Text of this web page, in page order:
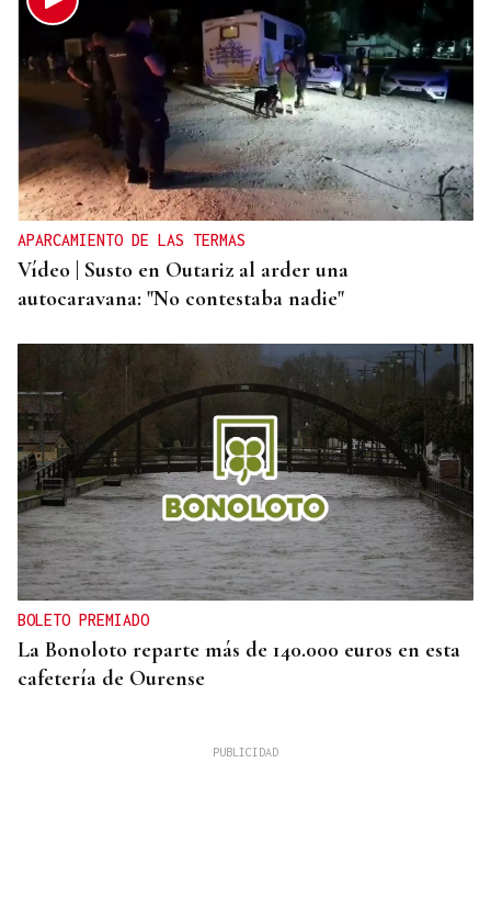
APARCAMIENTO DE LAS TERMAS
Vídeo | Susto en Outariz al arder una
autocaravana: "No contestaba nadie"
BOLETO PREMIADO
La Bonoloto reparte más de 140.000 euros en esta
cafetería de Ourense